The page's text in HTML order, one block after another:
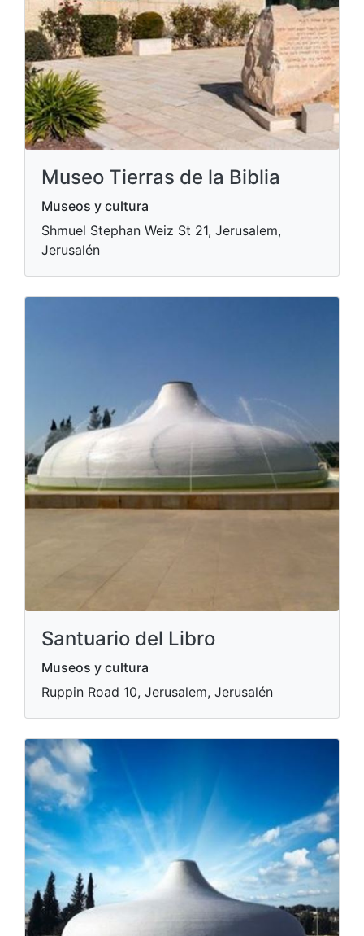
Museo Tierras de la Biblia
Museos y cultura
Shmuel Stephan Weiz St 21, Jerusalem,
Jerusalén
Santuario del Libro
Museos y cultura
Ruppin Road 10, Jerusalem, Jerusalén